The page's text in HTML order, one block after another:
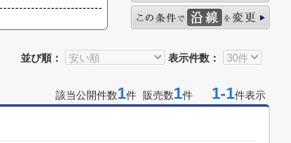
並び順： 表示件数：
該当公開件数1件 販売数1件 1-1件表示